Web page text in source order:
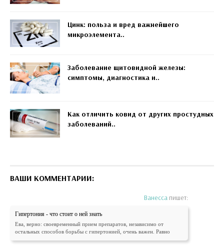
Цинк: польза и вред важнейшего
микроэлемента..
Заболевание щитовидной железы:
симптомы, диагностика и..
Как отличить ковид от других простудных
заболеваний..
ВАШИ КОММЕНТАРИИ:
Ванесса пишет:
Гипертония - что стоит о ней знать
Ева, верно: своевременный прием препаратов, независимо от
остальных способов борьбы с гипертонией, очень важен. Равно